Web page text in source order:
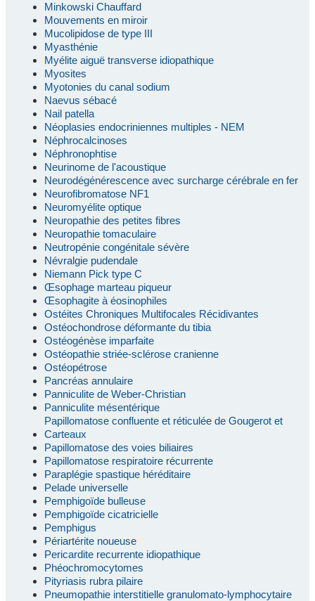
Minkowski Chauffard
Mouvements en miroir
Mucolipidose de type III
Myasthénie
Myélite aiguë transverse idiopathique
Myosites
Myotonies du canal sodium
Naevus sébacé
Nail patella
Néoplasies endocriniennes multiples - NEM
Néphrocalcinoses
Néphronophtise
Neurinome de l'acoustique
Neurodégénérescence avec surcharge cérébrale en fer
Neurofibromatose NF1
Neuromyélite optique
Neuropathie des petites fibres
Neuropathie tomaculaire
Neutropénie congénitale sévère
Névralgie pudendale
Niemann Pick type C
Œsophage marteau piqueur
Œsophagite à éosinophiles
Ostéites Chroniques Multifocales Récidivantes
Ostéochondrose déformante du tibia
Ostéogénèse imparfaite
Ostéopathie striée-sclérose cranienne
Ostéopétrose
Pancréas annulaire
Panniculite de Weber-Christian
Panniculite mésentérique
Papillomatose confluente et réticulée de Gougerot et
Carteaux
Papillomatose des voies biliaires
Papillomatose respiratoire récurrente
Paraplégie spastique héréditaire
Pelade universelle
Pemphigoïde bulleuse
Pemphigoïde cicatricielle
Pemphigus
Périartérite noueuse
Pericardite recurrente idiopathique
Phéochromocytomes
Pityriasis rubra pilaire
Pneumopathie interstitielle granulomato-lymphocytaire